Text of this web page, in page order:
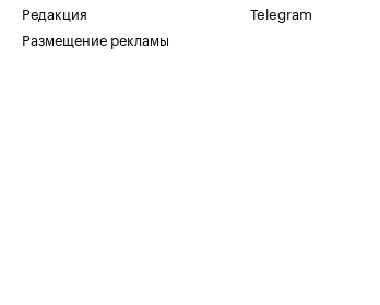
Редакция
Размещение рекламы
Telegram